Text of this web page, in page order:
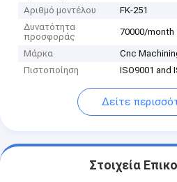
Αριθμό μοντέλου
FK-251
Δυνατότητα
προσφοράς
70000/month
Μάρκα
Cnc
Πιστοποίηση
ISO9001 and
Δείτε
Στοιχεία